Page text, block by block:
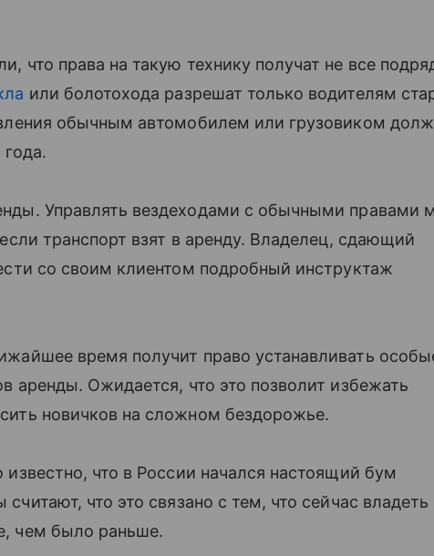
что права на такую технику получат не все
или болотохода разрешат только водителям
обычным автомобилем или грузовиком
года.
Управлять вездеходами с обычными правами
транспорт взят в аренду. Владелец, сдающий
со своим клиентом подробный инструктаж
время получит право устанавливать
аренды. Ожидается, что это позволит избежать
новичков на сложном бездорожье.
что в России начался настоящий бум
считают, что это связано с тем, что сейчас владеть
чем было раньше.